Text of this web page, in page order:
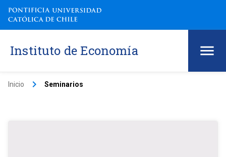
Instituto de Economía
Inicio keyboard_arrow_right Seminarios